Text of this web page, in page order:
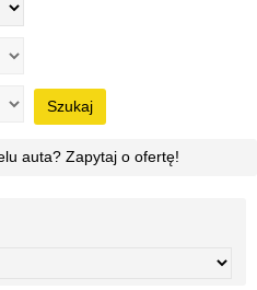
Szukaj
auta? Zapytaj o ofertę!